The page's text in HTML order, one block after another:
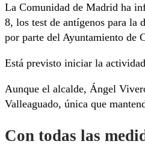
La Comunidad de Madrid ha
8, los test de antígenos para la
por parte del Ayuntamiento de
Está previsto iniciar la
Aunque el alcalde, Ángel
Valleaguado, única que
Con todas las